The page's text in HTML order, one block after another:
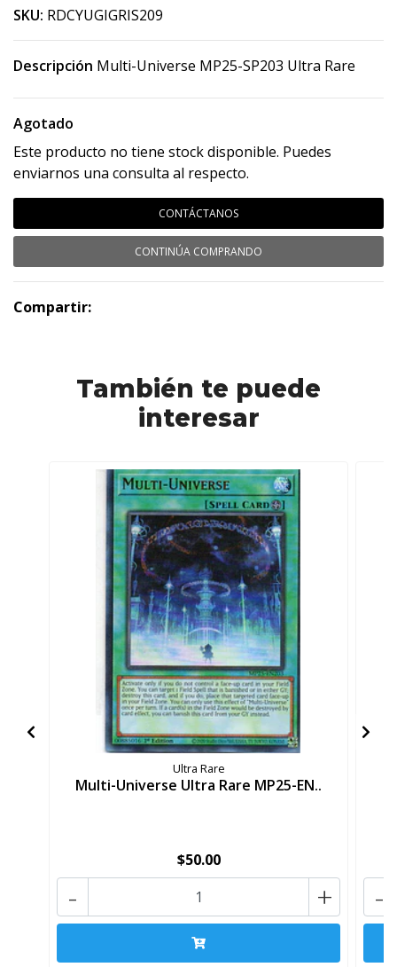
SKU: RDCYUGIGRIS209
Descripción Multi-Universe MP25-SP203 Ultra Rare
Agotado
Este producto no tiene stock disponible. Puedes
enviarnos una consulta al respecto.
CONTÁCTANOS
CONTINÚA COMPRANDO
Compartir:
También te puede
interesar
Ultra Rare
Multi-Universe Ultra Rare MP25-EN..
$50.00
+
- -